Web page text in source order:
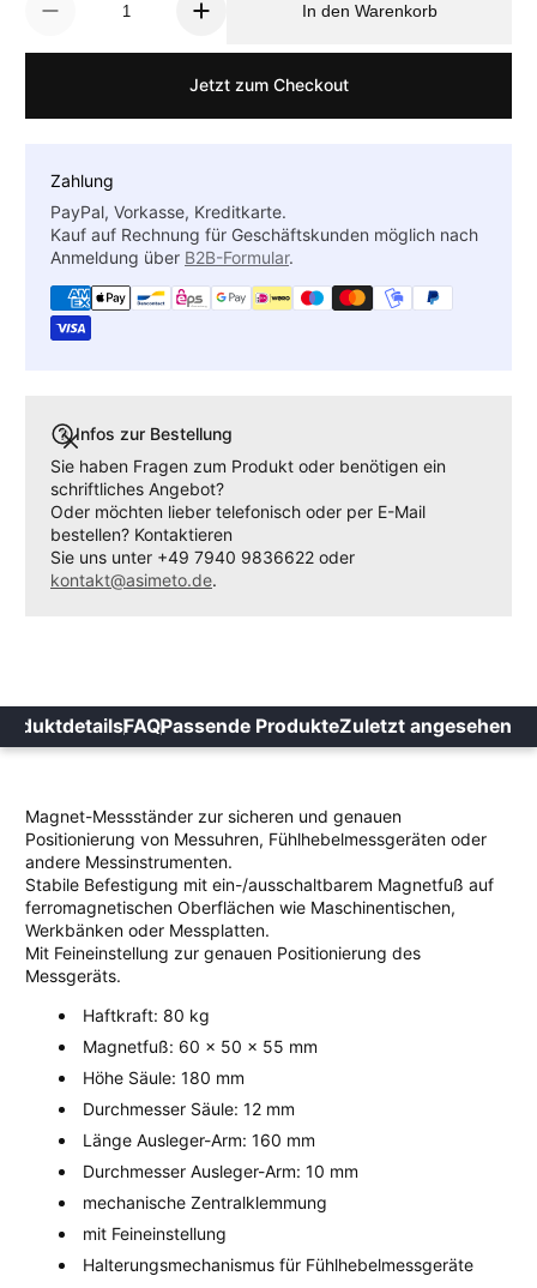
In den Warenkorb
Jetzt zum Checkout
Zahlung
PayPal, Vorkasse, Kreditkarte.
Kauf auf Rechnung für Geschäftskunden möglich nach
Anmeldung über B2B-Formular.
Infos zur Bestellung
Sie haben Fragen zum Produkt oder benötigen ein
schriftliches Angebot?
Oder möchten lieber telefonisch oder per E-Mail
bestellen? Kontaktieren
Sie uns unter +49 7940 9836622 oder
kontakt@asimeto.de.
FAQPassende ProdukteZuletzt angesehen
Magnet-Messständer zur sicheren und genauen
Positionierung von Messuhren, Fühlhebelmessgeräten oder
andere Messinstrumenten.
Stabile Befestigung mit ein-/ausschaltbarem Magnetfuß auf
ferromagnetischen Oberflächen wie Maschinentischen,
Werkbänken oder Messplatten.
Mit Feineinstellung zur genauen Positionierung des
Messgeräts.
Haftkraft: 80 kg
Magnetfuß: 60 x 50 x 55 mm
Höhe Säule: 180 mm
Durchmesser Säule: 12 mm
Länge Ausleger-Arm: 160 mm
Durchmesser Ausleger-Arm: 10 mm
mechanische Zentralklemmung
mit Feineinstellung
Halterungsmechanismus für Fühlhebelmessgeräte